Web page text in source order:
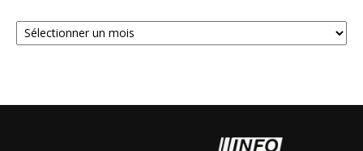
Archives